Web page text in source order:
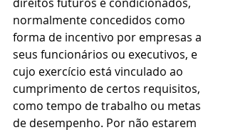
normalmente concedidos como
forma de incentivo por empresas a
seus funcionários ou executivos, e
cujo exercício está vinculado ao
cumprimento de certos requisitos,
como tempo de trabalho ou metas
de desempenho. Por não estarem